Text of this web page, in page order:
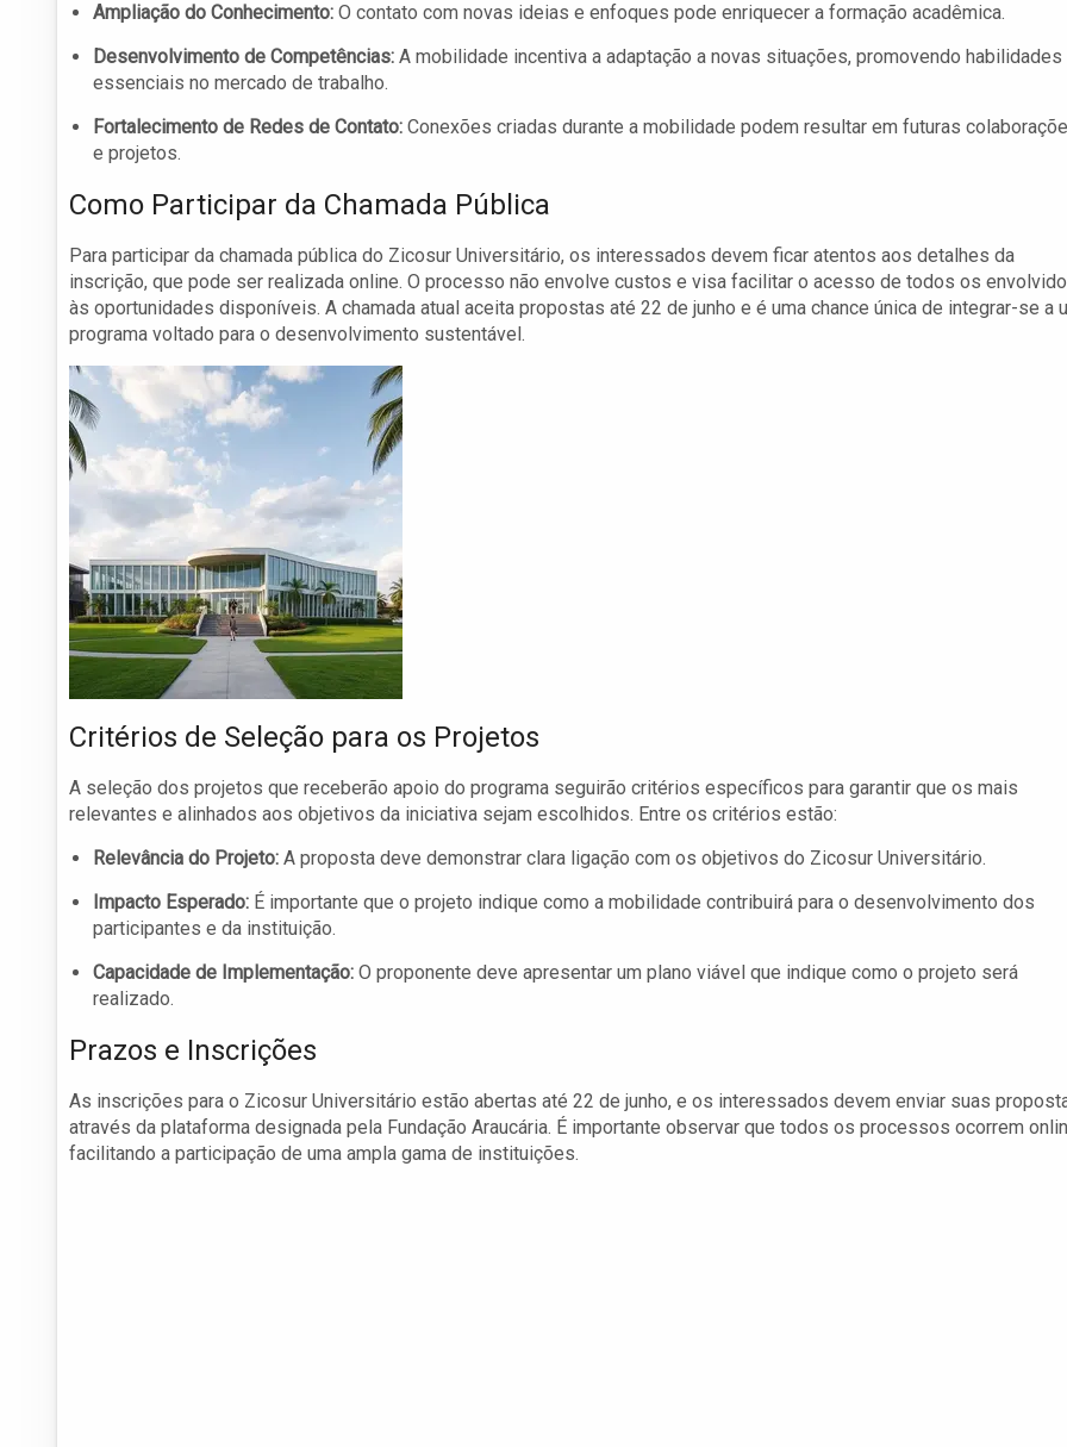
Ampliação do Conhecimento: O contato com novas ideias e enfoques pode enriquecer a formação acadêmica.
Desenvolvimento de Competências: A mobilidade incentiva a adaptação a novas situações, promovendo habilidades
essenciais no mercado de trabalho.
Fortalecimento de Redes de Contato: Conexões criadas durante a mobilidade podem resultar em futuras
e projetos.
Como Participar da Chamada Pública
Para participar da chamada pública do Zicosur Universitário, os interessados devem ficar atentos aos detalhes da
inscrição, que pode ser realizada online. O processo não envolve custos e visa facilitar o acesso de todos os
às oportunidades disponíveis. A chamada atual aceita propostas até 22 de junho e é uma chance única de integrar-se a
programa voltado para o desenvolvimento sustentável.
Critérios de Seleção para os Projetos
A seleção dos projetos que receberão apoio do programa seguirão critérios específicos para garantir que os mais
relevantes e alinhados aos objetivos da iniciativa sejam escolhidos. Entre os critérios estão:
Relevância do Projeto: A proposta deve demonstrar clara ligação com os objetivos do Zicosur Universitário.
Impacto Esperado: É importante que o projeto indique como a mobilidade contribuirá para o desenvolvimento dos
participantes e da instituição.
Capacidade de Implementação: O proponente deve apresentar um plano viável que indique como o projeto será
realizado.
Prazos e Inscrições
As inscrições para o Zicosur Universitário estão abertas até 22 de junho, e os interessados devem enviar suas
através da plataforma designada pela Fundação Araucária. É importante observar que todos os processos ocorrem
facilitando a participação de uma ampla gama de instituições.